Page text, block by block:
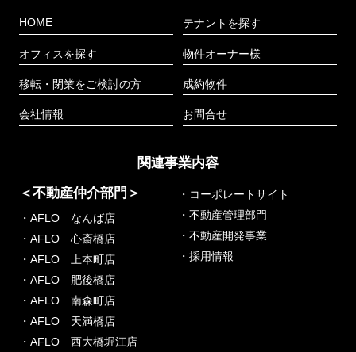
HOME
オフィスを探す
移転・閉業をご検討の方
会社情報
テナントを探す
物件オーナー様
成約物件
お問合せ
関連事業内容
＜不動産仲介部門＞
・AFLO なんば店
・AFLO 心斎橋店
・AFLO 上本町店
・AFLO 肥後橋店
・AFLO 南森町店
・AFLO 天満橋店
・AFLO 西大橋堀江店
・コーポレートサイト
・不動産管理部門
・不動産開発事業
・採用情報